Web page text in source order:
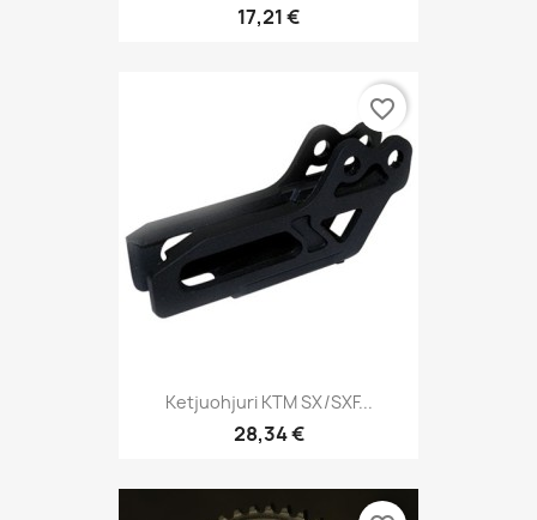
17,21 €
Ketjuohjuri KTM SX/SXF...
28,34 €
favorite_border